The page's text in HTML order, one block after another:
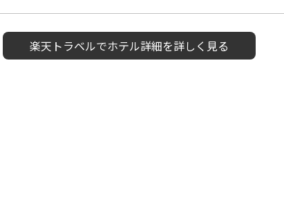
楽天トラベルでホテル詳細を詳しく見る